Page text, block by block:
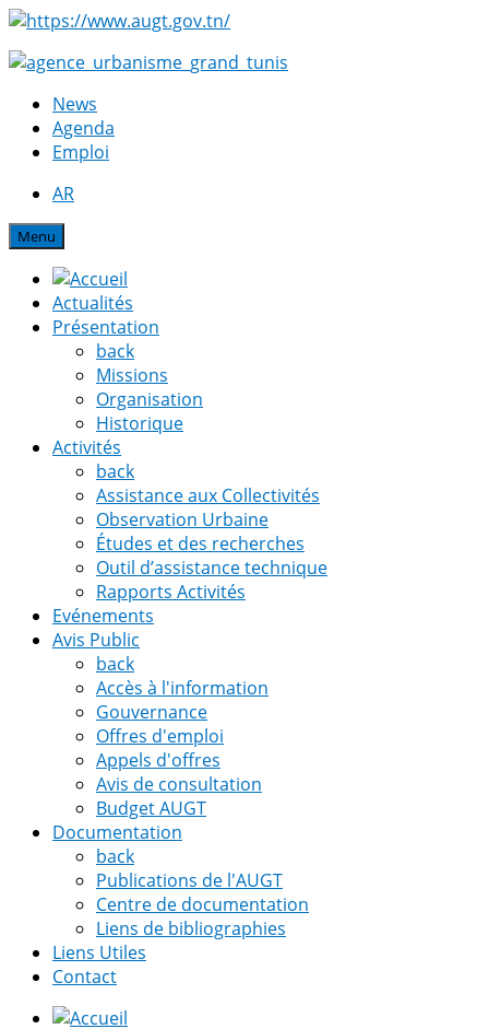
News
Agenda
Emploi
AR
Menu
Actualités
Présentation
back
Missions
Organisation
Historique
Activités
back
Assistance aux Collectivités
Observation Urbaine
Études et des recherches
Outil d’assistance technique
Rapports Activités
Evénements
Avis Public
back
Accès à l'information
Gouvernance
Offres d'emploi
Appels d'offres
Avis de consultation
Budget AUGT
Documentation
back
Publications de l'AUGT
Centre de documentation
Liens de bibliographies
Liens Utiles
Contact